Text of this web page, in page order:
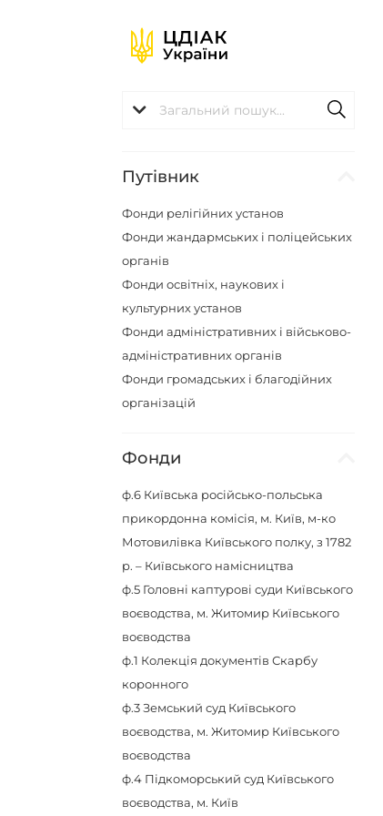
Путівник
Фонди релігійних установ
Фонди жандармських і поліцейських
органів
Фонди освітніх, наукових і
культурних установ
Фонди адміністративних і військово-
адміністративних органів
Фонди громадських і благодійних
організацій
Фонди
ф.6 Київська російсько-польська
прикордонна комісія, м. Київ, м-ко
Мотовилівка Київського полку, з 1782
р. – Київського намісництва
ф.5 Головні каптурові суди Київського
воєводства, м. Житомир Київського
воєводства
ф.1 Колекція документів Скарбу
коронного
ф.3Земський суд Київського
воєводства, м. Житомир Київського
воєводства
ф.4 Підкоморський суд Київського
воєводства, м. Київ